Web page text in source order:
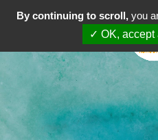
By continuing to scroll, you
✓ OK, accept